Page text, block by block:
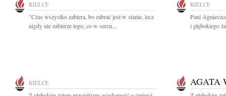
KIELCE
"Czas wszystko zabiera, bo zabrać jest w stanie, lecz
nigdy nie zabierze tego, co w sercu...
KIELCE
Pani
i głębokiego
KIELCE AGATA